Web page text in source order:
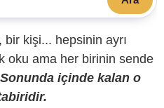
kişi... hepsinin ayrı
oku ama her birinin sende
Sonunda içinde kalan o